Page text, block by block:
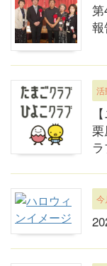
活
ラ
今